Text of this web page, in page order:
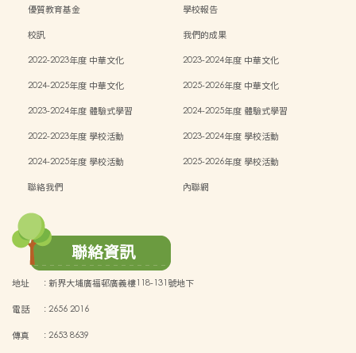
優質教育基金
學校報告
校訊
我們的成果
2022-2023年度 中華文化
2023-2024年度 中華文化
2024-2025年度 中華文化
2025-2026年度 中華文化
2023-2024年度 體驗式學習
2024-2025年度 體驗式學習
2022-2023年度 學校活動
2023-2024年度 學校活動
2024-2025年度 學校活動
2025-2026年度 學校活動
聯絡我們
內聯網
聯絡資訊
地址 :新界大埔廣福邨廣義樓118-131號地下
電話 :2656 2016
傳真 :2653 8639